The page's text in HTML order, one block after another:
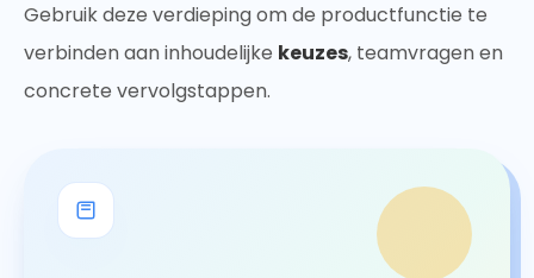
Gebruik deze verdieping om de productfunctie te
verbinden aan inhoudelijke keuzes, teamvragen en
concrete vervolgstappen.